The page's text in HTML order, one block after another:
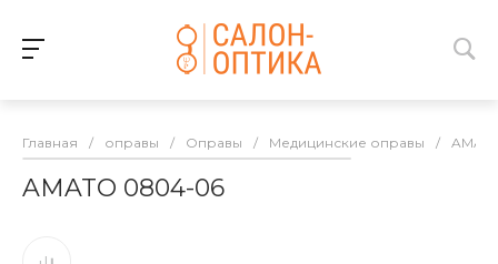
Главная / оправы / Оправы / Медицинские оправы /
AMATO 0804-06